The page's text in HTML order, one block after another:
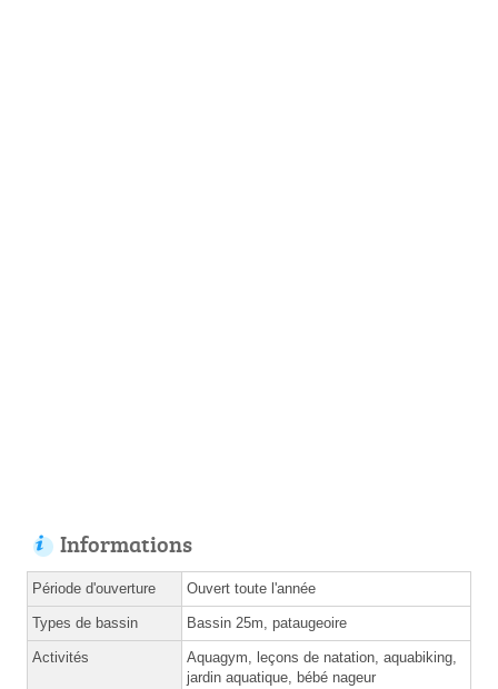
Informations
Période d'ouverture Ouvert toute l'année
Types de bassin Bassin 25m, pataugeoire
Activités
Aquagym, leçons de natation, aquabiking,
jardin aquatique, bébé nageur